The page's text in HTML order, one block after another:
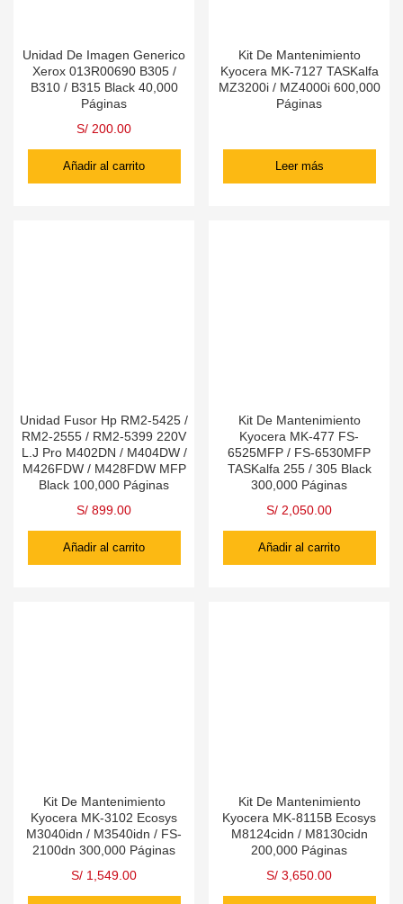
Unidad De Imagen Generico
Xerox 013R00690 B305 /
B310 / B315 Black 40,000
Páginas
S/ 200.00
Añadir al carrito
Kit De Mantenimiento
Kyocera MK-7127 TASKalfa
MZ3200i / MZ4000i 600,000
Páginas
Leer más
Unidad Fusor Hp RM2-5425 /
RM2-2555 / RM2-5399 220V
L.J Pro M402DN / M404DW /
M426FDW / M428FDW MFP
Black 100,000 Páginas
S/ 899.00
Añadir al carrito
Kit De Mantenimiento
Kyocera MK-477 FS-
6525MFP / FS-6530MFP
TASKalfa 255 / 305 Black
300,000 Páginas
S/ 2,050.00
Añadir al carrito
Kit De Mantenimiento
Kyocera MK-3102 Ecosys
M3040idn / M3540idn / FS-
2100dn 300,000 Páginas
S/ 1,549.00
Kit De Mantenimiento
Kyocera MK-8115B Ecosys
M8124cidn / M8130cidn
200,000 Páginas
S/ 3,650.00